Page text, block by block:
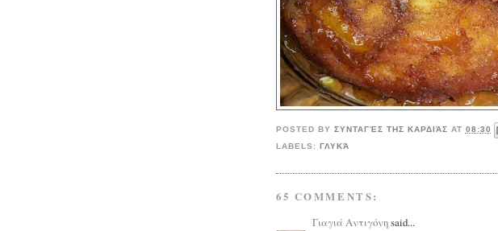
POSTED BY ΣΥΝΤΑΓΈΣ ΤΗΣ ΚΑΡΔΙΆΣ AT 08:30
LABELS: ΓΛΥΚΆ
65 COMMENTS:
Γιαγιά Αντιγόνηsaid...